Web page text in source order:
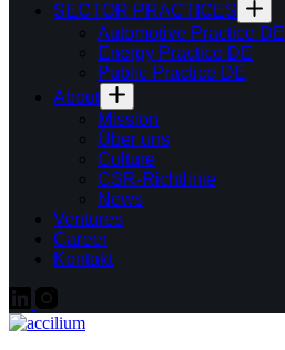
SECTOR PRACTICES
Automotive Practice DE
Energy Practice DE
Public Practice DE
About
Mission
Über uns
Culture
CSR-Richtlinie
News
Ventures
Career
Kontakt